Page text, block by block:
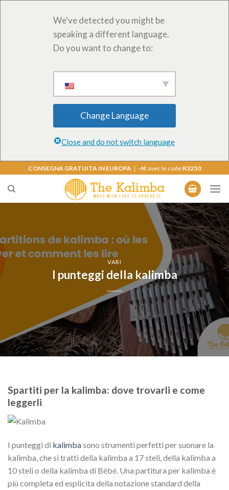
We've detected you might be
speaking a different language.
Do you want to change to:
Change Language
Close and do not switch language
contenuti
CONSEGNA GRATUITA IN EUROPA | -4€ avec le code K3250
VARI
I punteggi della kalimba
Spartiti per la kalimba: dove trovarli e come
leggerli
I punteggi di kalimbasono strumenti perfetti per suonare la
kalimba, che si tratti della kalimba a 17 steli, della kalimba a
10 steli o della kalimba di Bébé. Una partitura per kalimba è
più completa ed esplicita della notazione standard della